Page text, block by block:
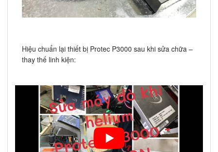
Hiệu chuẩn lại thiết bị Protec P3000 sau khi sửa chữa –
thay thế linh kiện: